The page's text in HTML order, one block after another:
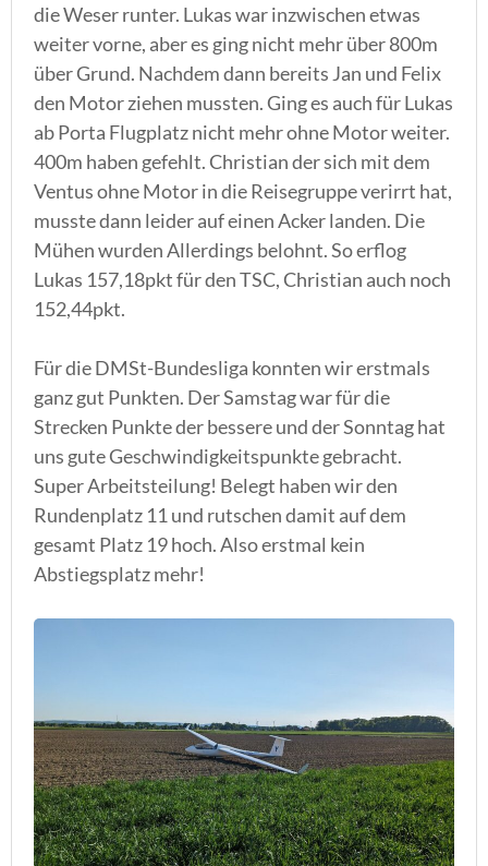
die Weser runter. Lukas war inzwischen etwas
weiter vorne, aber es ging nicht mehr über 800m
über Grund. Nachdem dann bereits Jan und Felix
den Motor ziehen mussten. Ging es auch für Lukas
ab Porta Flugplatz nicht mehr ohne Motor weiter.
400m haben gefehlt. Christian der sich mit dem
Ventus ohne Motor in die Reisegruppe verirrt hat,
musste dann leider auf einen Acker landen. Die
Mühen wurden Allerdings belohnt. So erflog
Lukas 157,18pkt für den TSC, Christian auch noch
152,44pkt.
Für die DMSt-Bundesliga konnten wir erstmals
ganz gut Punkten. Der Samstag war für die
Strecken Punkte der bessere und der Sonntag hat
uns gute Geschwindigkeitspunkte gebracht.
Super Arbeitsteilung! Belegt haben wir den
Rundenplatz 11 und rutschen damit auf dem
gesamt Platz 19 hoch. Also erstmal kein
Abstiegsplatz mehr!